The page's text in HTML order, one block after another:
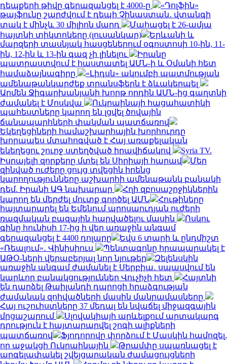
դեպքերի թիվը գերազանցել է 4000-ը
«Դոլֆին»
թայֆունը շարժվում է դեպի Չինաստան․ վտանգի
տակ է մինչև 30 միլիոն մարդ
Մահացել է 26-ամյա
հայտնի տիկտոկերը (լուսանկար)
Երևանի և
մարզերի տասնյակ հասցեներում օգոստոսի 10-ին, 11-
ին, 12-ին և 13-ին գազ չի լինելու
Իրանը
պատրաստվում է հաստատել ԱՄՆ-ի և Օմանի հետ
համաձայնագիրը
«Լիդսն» ակումբի պատմության
ամենաթանկարժեք տրանսֆերն է ձևակերպել
Արմեն Ջիգարխանյանի խորթ որդին ԱՄՆ-ից գաղտնի
ժամանել է Մոսկվա
Ուկրաինայի հացահատիկի
պահեստները կարող են լցվել ծովային
ճանապարհների փակման պատճառով
Եկեղեցիների համաշխարհային խորհուրդը
խորապես մտահոգված է Հայ առաքելական
եկեղեցու շուրջ ստեղծված իրավիճակով
Syria TV.
Իսրայելի զորքերը մտել են Սիրիայի հարավ
Մեր
զինված ուժերը ցույց տվեցին իրենց
կարողությունները աշխարհի ամենաթանկ բանակի
դեմ. Իրանի ԱԳ նախարար
Հղի զբոսաշրջիկներին
կարող են մերժել մուտք գործել ԱՄՆ
Հութիները
հայտարարել են Եմենում պրոսաուդյան ուժերի
ռազմական բազային հարվածելու մասին
Ոսկու
գինը հունիսի 17-ից ի վեր առաջին անգամ
գերազանցել է 4400 դոլարը
Եվս 6 տարի և ընդմիշտ
«Ռեալում»․ Վինիսիուս
Պենտագոնը հրապարակել է
ԱԹՕ-ների վերաբերյալ նոր նյութեր
Զելենսկին
առաջին անգամ ժամանել է Սերբիա․ սպասվում են
կարևոր բանակցություններ Վուչիչի հետ
Հայտնի
են դարձել Թաիլանդի դպրոցի հրաձգության
ժամանակ զոհվածների մասին մանրամասները
Հայ ուշուիստները 37 մեդալ են նվաճել միջազգային
մրցաշարում
Սլովակիայի արևելքում արտակարգ
դրություն է հայտարարվել շոգի ալիքների
պատճառով
Ֆյոդորովը փորձում է Մասկին համոզել,
որ աջակցի Ուկրաինային
Թրամփը սպառնացել է
արգելափակել շվեյցարական ժամացույցների